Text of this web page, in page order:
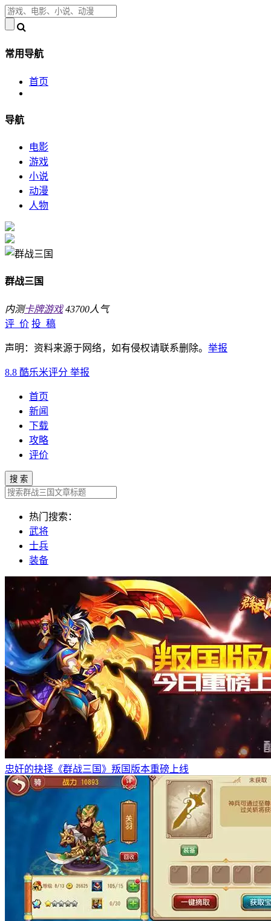
常用导航
首页
导航
电影
游戏
小说
动漫
人物
群战三国
内测卡牌游戏 43700人气
评 价 投 稿
声明：资料来源于网络，如有侵权请联系删除。 举报
8.8 酷乐米评分 举报
首页
新闻
下载
攻略
评价
搜 索
热门搜索：
武将
士兵
装备
忠奸的抉择《群战三国》叛国版本重磅上线